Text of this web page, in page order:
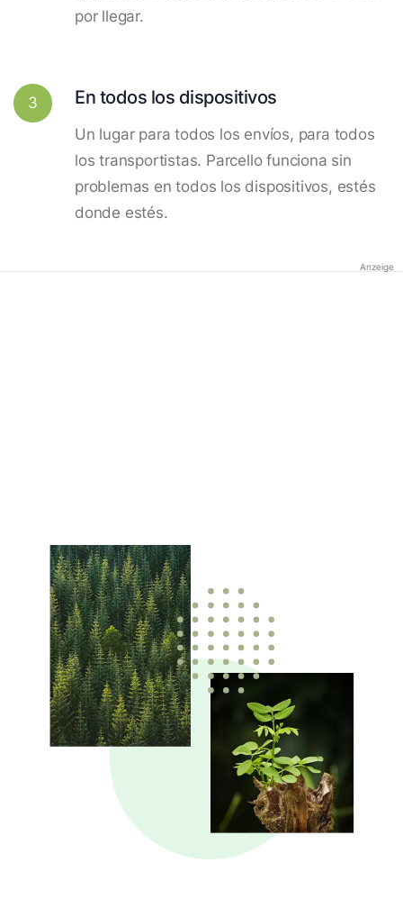
por llegar.
3 En todos los dispositivos
Un lugar para todos los envíos, para todos
los transportistas. Parcello funciona sin
problemas en todos los dispositivos, estés
donde estés.
Anzeige